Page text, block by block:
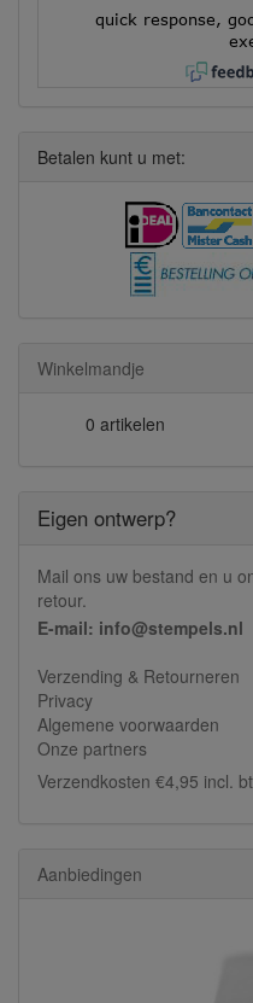
quick response,
Betalen kunt u met:
Winkelmandje
0 artikelen
Eigen ontwerp?
Mail ons uw bestand en u
retour.
E-mail: info@stempels.nl
Verzending & Retourneren
Privacy
Algemene voorwaarden
Onze partners
Verzendkosten €4,95 incl.
Aanbiedingen